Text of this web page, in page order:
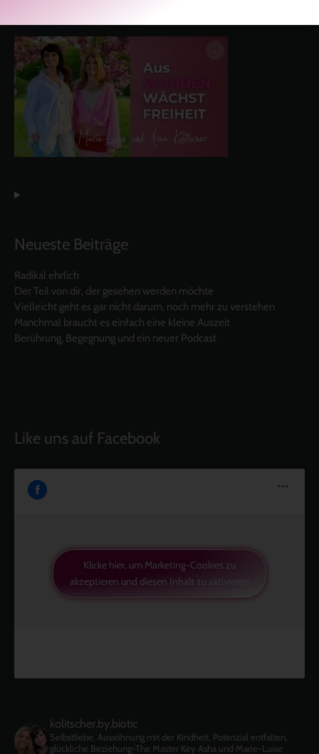
Neueste Beiträge
Radikal ehrlich
Der Teil von dir, der gesehen werden möchte
Vielleicht geht es gar nicht darum, noch mehr zu verstehen
Manchmal braucht es einfach eine kleine Auszeit
Berührung, Begegnung und ein neuer Podcast
Like uns auf Facebook
Klicke hier, um Marketing-Cookies zu
akzeptieren und diesen Inhalt zu aktivieren
kolitscher.by.biotic
Selbstliebe, Aussöhnung mit der Kindheit, Potenzial entfalten,
glückliche Beziehung-The Master Key Asha und Marie-Luise